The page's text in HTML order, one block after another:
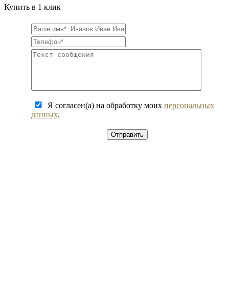
Купить в 1 клик
Я согласен(а) на обработку моих персональных
данных.